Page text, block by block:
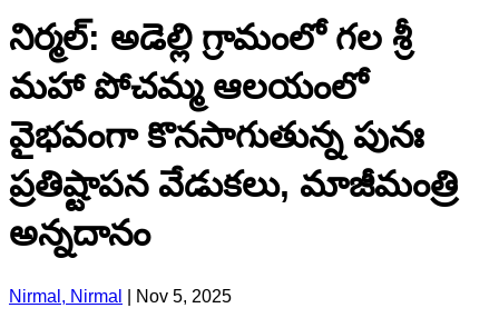
నిర్మల్: అడెల్లి గ్రామంలో గల శ్రీ
మహా పోచమ్మ ఆలయంలో
వైభవంగా కొనసాగుతున్న పునః
ప్రతిష్టాపన వేడుకలు, మాజీమంత్రి
అన్నదానం
Nirmal, Nirmal Nov 5, 2025